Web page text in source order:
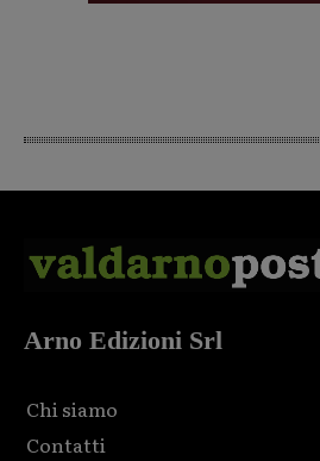
Arno Edizioni Srl
Chi siamo
Contatti